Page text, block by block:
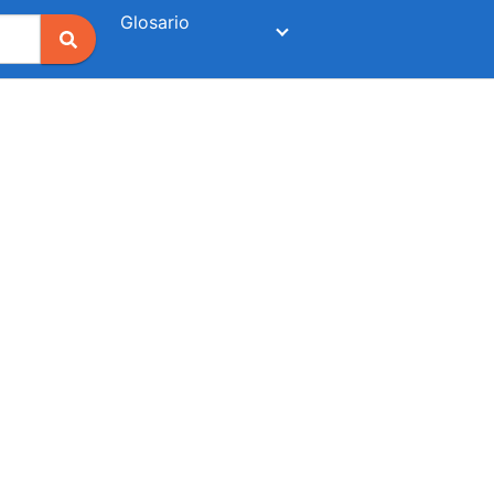
Glosario